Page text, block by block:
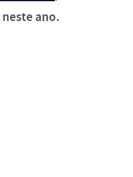
ano.